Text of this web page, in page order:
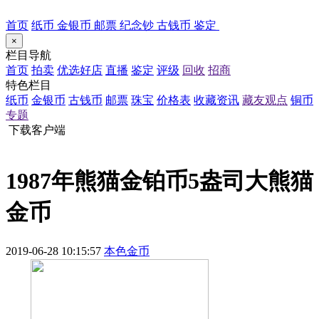
首页 纸币 金银币 邮票 纪念钞 古钱币 鉴定
×
栏目导航
首页 拍卖 优选好店 直播 鉴定 评级 回收 招商
特色栏目
纸币 金银币 古钱币 邮票 珠宝 价格表 收藏资讯 藏友观点 铜币
专题
下载客户端
1987年熊猫金铂币5盎司大熊猫
金币
2019-06-28 10:15:57 本色金币